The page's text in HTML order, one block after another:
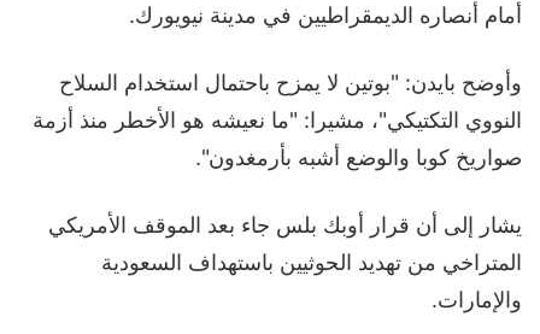
أمام أنصاره الديمقراطيين في مدينة نيويورك.
وأوضح بايدن: "بوتين لا يمزح باحتمال استخدام السلاح
النووي التكتيكي"، مشيرا: "ما نعيشه هو الأخطر منذ أزمة
صواريخ كوبا والوضع أشبه بأرمغدون".
يشار إلى أن قرار أوبك بلس جاء بعد الموقف الأمريكي
المتراخي من تهديد الحوثيين باستهداف السعودية
والإمارات.